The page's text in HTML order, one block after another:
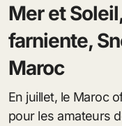
Mer et
farniente,
Maroc
En juillet, le Maroc
pour les amateurs